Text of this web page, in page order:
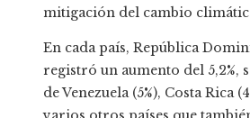
mitigación del cambio
En cada país, República
registró un aumento del 5,2%,
de Venezuela (5%), Costa Rica